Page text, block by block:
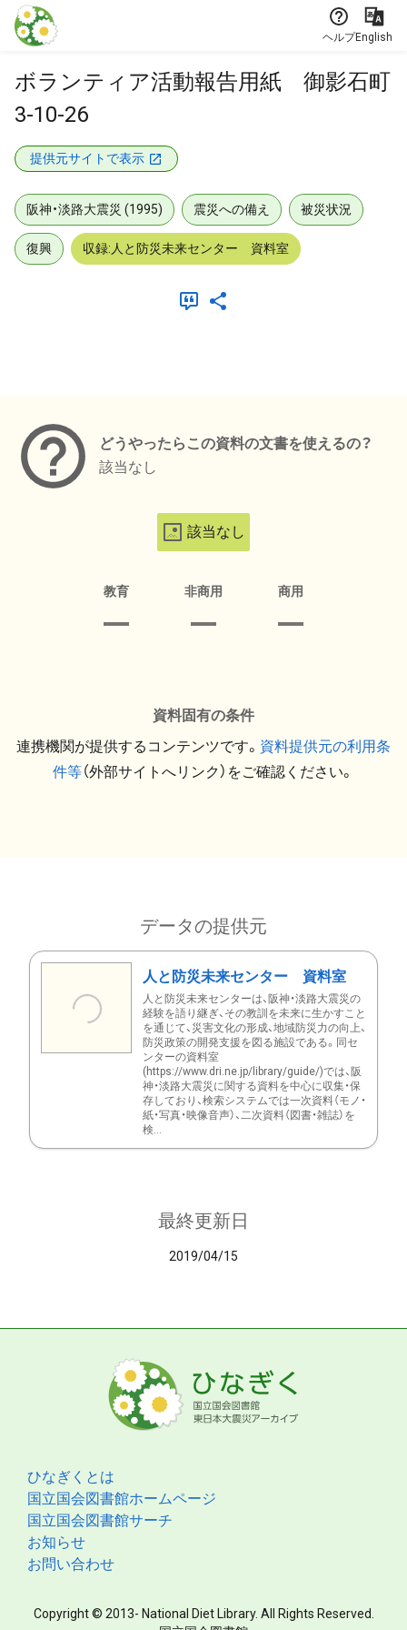
本文に飛ぶ
ヘルプEnglish
ボランティア活動報告用紙 御影石町
3-10-26
提供元サイトで表示
阪神・淡路大震災 (1995) 震災への備え 被災状況
復興 収録:人と防災未来センター 資料室
どうやったらこの資料の文書を使えるの？
該当なし
該当なし
教育 非商用 商用
資料固有の条件
連携機関が提供するコンテンツです。 資料提供元の利用条
件等（外部サイトへリンク）をご確認ください。
データの提供元
人と防災未来センター 資料室
人と防災未来センターは、阪神・淡路大震災の
経験を語り継ぎ、その教訓を未来に生かすこと
を通じて、災害文化の形成、地域防災力の向上、
防災政策の開発支援を図る施設である。同セ
ンターの資料室
(https://www.dri.ne.jp/library/guide/)では、阪
神・淡路大震災に関する資料を中心に収集・保
存しており、検索システムでは一次資料（モノ・
紙・写真・映像音声）、二次資料（図書・雑誌）を
検...
最終更新日
2019/04/15
ひなぎくとは
国立国会図書館ホームページ
国立国会図書館サーチ
お知らせ
お問い合わせ
Copyright © 2013- National Diet Library. All Rights Reserved.